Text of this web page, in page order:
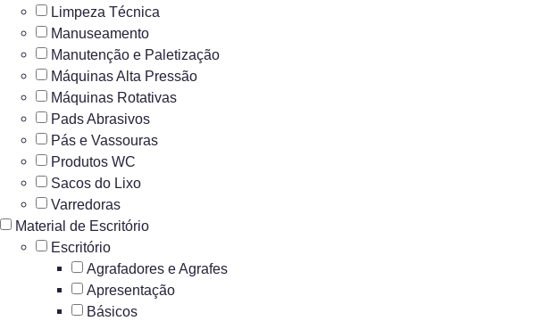
Limpeza Técnica
Manuseamento
Manutenção e Paletização
Máquinas Alta Pressão
Máquinas Rotativas
Pads Abrasivos
Pás e Vassouras
Produtos WC
Sacos do Lixo
Varredoras
Material de Escritório
Escritório
Agrafadores e Agrafes
Apresentação
Básicos